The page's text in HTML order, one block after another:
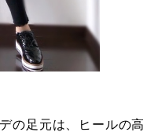
の足元は、ヒールの高